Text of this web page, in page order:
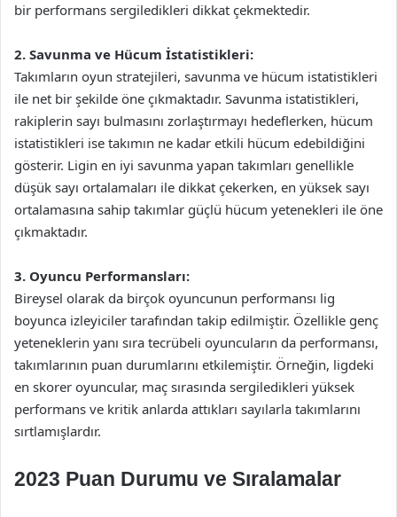
bir performans sergiledikleri dikkat çekmektedir.
2. Savunma ve Hücum İstatistikleri:
Takımların oyun stratejileri, savunma ve hücum istatistikleri
ile net bir şekilde öne çıkmaktadır. Savunma istatistikleri,
rakiplerin sayı bulmasını zorlaştırmayı hedeflerken, hücum
istatistikleri ise takımın ne kadar etkili hücum edebildiğini
gösterir. Ligin en iyi savunma yapan takımları genellikle
düşük sayı ortalamaları ile dikkat çekerken, en yüksek sayı
ortalamasına sahip takımlar güçlü hücum yetenekleri ile öne
çıkmaktadır.
3. Oyuncu Performansları:
Bireysel olarak da birçok oyuncunun performansı lig
boyunca izleyiciler tarafından takip edilmiştir. Özellikle genç
yeteneklerin yanı sıra tecrübeli oyuncuların da performansı,
takımlarının puan durumlarını etkilemiştir. Örneğin, ligdeki
en skorer oyuncular, maç sırasında sergiledikleri yüksek
performans ve kritik anlarda attıkları sayılarla takımlarını
sırtlamışlardır.
2023 Puan Durumu ve Sıralamalar